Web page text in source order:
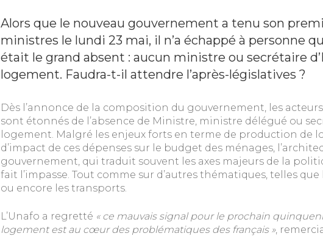
Alors que le nouveau gouvernement a tenu son
ministres le lundi 23 mai, il n’a échappé à personne
était le grand absent : aucun ministre ou secrétaire
logement. Faudra-t-il attendre l’après-législatives ?
Dès l’annonce de la composition du gouvernement, les
sont étonnés de l’absence de Ministre, ministre délégué ou
logement. Malgré les enjeux forts en terme de production de
d’impact de ces dépenses sur le budget des ménages,
gouvernement, qui traduit souvent les axes majeurs de la
fait l’impasse. Tout comme sur d’autres thématiques, telles que
ou encore les transports.
L’Unafo a regretté « ce mauvais signal pour le prochain
logement est au cœur des problématiques des français »,